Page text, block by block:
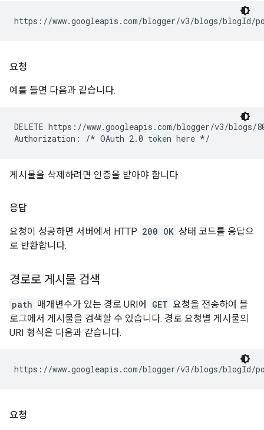
https://www.googleapis.com/blogger/v3/blogs/blogId/
요청
예를 들면 다음과 같습니다.
DELETE https://www.googleapis.com/blogger/v3/blogs/
게시물을 삭제하려면 인증을 받아야 합니다.
응답
요청이 성공하면 서버에서 HTTP 200 OK 상태 코드를 응답으
로 반환합니다.
경로로 게시물 검색
path 매개변수가 있는 경로 URI에 GET 요청을 전송하여 블
로그에서 게시물을 검색할 수 있습니다. 경로 요청별 게시물의
URI 형식은 다음과 같습니다.
https://www.googleapis.com/blogger/v3/blogs/blogId/
요청